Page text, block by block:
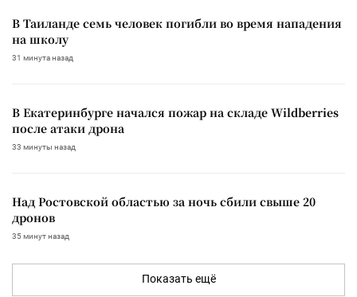
В Таиланде семь человек погибли во время нападения
на школу
31 минута назад
В Екатеринбурге начался пожар на складе Wildberries
после атаки дрона
33 минуты назад
Над Ростовской областью за ночь сбили свыше 20
дронов
35 минут назад
Показать ещё